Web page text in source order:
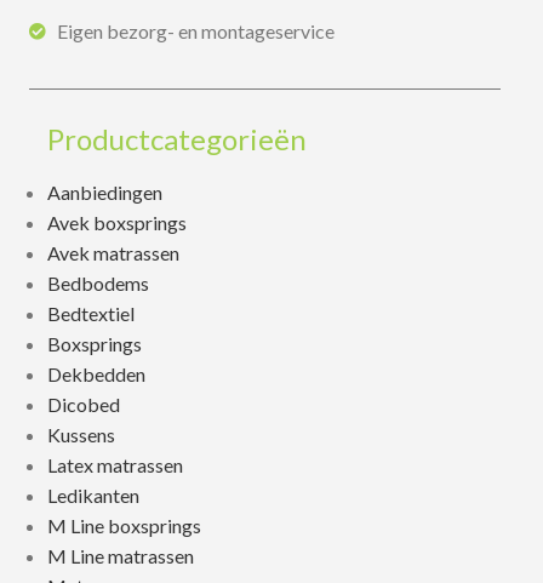
Eigen bezorg- en montageservice
Productcategorieën
Aanbiedingen
Avek boxsprings
Avek matrassen
Bedbodems
Bedtextiel
Boxsprings
Dekbedden
Dicobed
Kussens
Latex matrassen
Ledikanten
M Line boxsprings
M Line matrassen